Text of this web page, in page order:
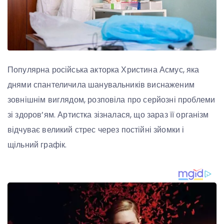
Популярна російська акторка Христина Асмус, яка
днями спантеличила шанувальників виснаженим
зовнішнім виглядом, розповіла про серйозні проблеми
зі здоров’ям. Артистка зізналася, що зараз її організм
відчуває великий стрес через постійні зйомки і
щільний графік.